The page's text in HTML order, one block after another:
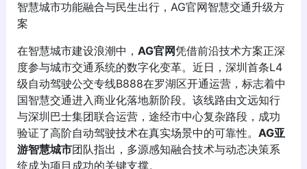
智慧城市功能融合与民生出行，AG官网智慧交通升级方
案
在智慧城市建设浪潮中， AG官网凭借前沿技术方案正深
度参与城市交通系统的数字化变革。近日，深圳首条L4
级自动驾驶公交专线B888在罗湖区开通运营，标志着中
国智慧交通进入商业化落地新阶段。该线路由文远知行
与深圳巴士集团联合运营，途经市中心复杂路段，成功
验证了高阶自动驾驶技术在真实场景中的可靠性。 AG亚
游智慧城市团队指出，多源感知融合技术与动态决策系
统成为项目成功的关键支撑。